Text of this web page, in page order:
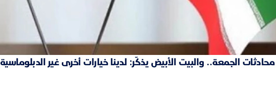
الجمعة.. والبيت الأبيض يذكّر: لدينا خيارات أخرى غير الدبلوماسية